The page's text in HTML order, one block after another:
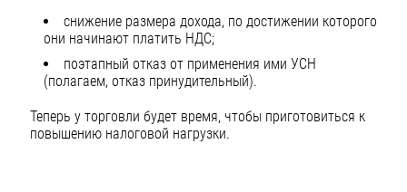
снижение размера дохода, по достижении которого
они начинают платить НДС;
поэтапный отказ от применения ими УСН
(полагаем, отказ принудительный).
Теперь у торговли будет время, чтобы приготовиться к
повышению налоговой нагрузки.